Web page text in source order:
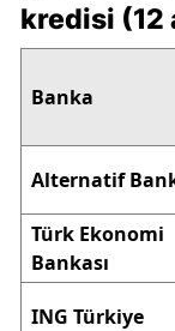
kredisi (12
Banka
Alternatif
Türk Ekonomi
Bankası
ING Türkiye